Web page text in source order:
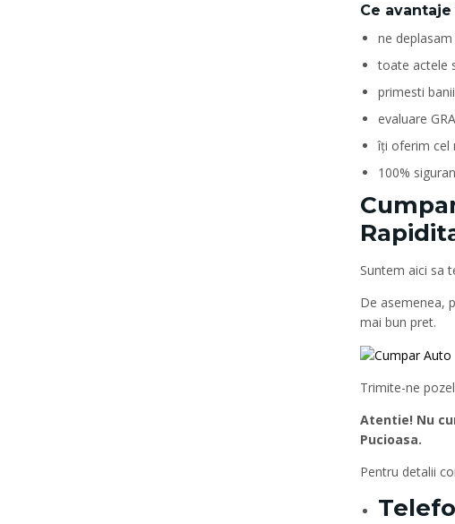
Ce
ne
toate actele
primesti
evaluare
îți oferim cel
100%
Suntem aici sa
De asemenea,
mai bun pret.
Trimite-ne
Atentie! Nu
Pucioasa.
Pentru detalii